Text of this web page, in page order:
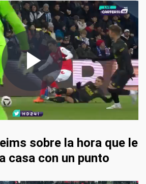
sobre la hora que le
casa con un punto